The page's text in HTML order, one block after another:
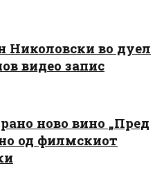
Николовски во дуел
видео запис
ново вино „Пред
од филмскиот